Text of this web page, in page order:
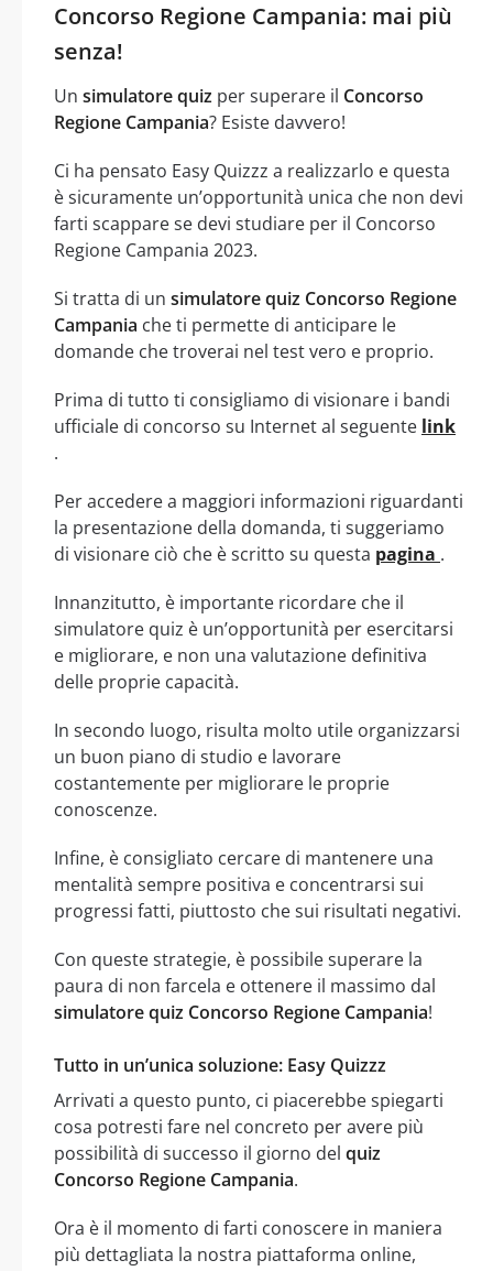
Concorso Regione Campania: mai più
senza!
Un simulatore quiz per superare il Concorso
Regione Campania? Esiste davvero!
Ci ha pensato Easy Quizzz a realizzarlo e questa
è sicuramente un’opportunità unica che non devi
farti scappare se devi studiare per il Concorso
Regione Campania 2023.
Si tratta di un simulatore quiz Concorso Regione
Campania che ti permette di anticipare le
domande che troverai nel test vero e proprio.
Prima di tutto ti consigliamo di visionare i bandi
ufficiale di concorso su Internet al seguente link
.
Per accedere a maggiori informazioni riguardanti
la presentazione della domanda, ti suggeriamo
di visionare ciò che è scritto su questa pagina .
Innanzitutto, è importante ricordare che il
simulatore quiz è un’opportunità per esercitarsi
e migliorare, e non una valutazione definitiva
delle proprie capacità.
In secondo luogo, risulta molto utile organizzarsi
un buon piano di studio e lavorare
costantemente per migliorare le proprie
conoscenze.
Infine, è consigliato cercare di mantenere una
mentalità sempre positiva e concentrarsi sui
progressi fatti, piuttosto che sui risultati negativi.
Con queste strategie, è possibile superare la
paura di non farcela e ottenere il massimo dal
simulatore quiz Concorso Regione Campania!
Tutto in un’unica soluzione: Easy Quizzz
Arrivati a questo punto, ci piacerebbe spiegarti
cosa potresti fare nel concreto per avere più
possibilità di successo il giorno del quiz
Concorso Regione Campania.
Ora è il momento di farti conoscere in maniera
più dettagliata la nostra piattaforma online,